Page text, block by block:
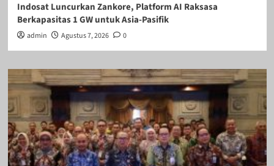
Indosat Luncurkan Zankore, Platform AI Raksasa
Berkapasitas 1 GW untuk Asia-Pasifik
admin Agustus 7, 2026 0